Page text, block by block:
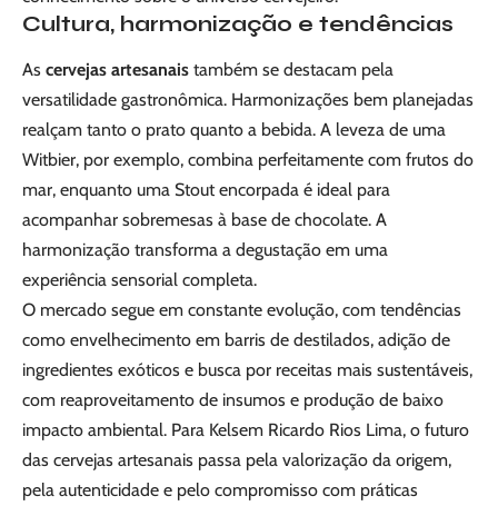
Cultura, harmonização e tendências
As cervejas artesanais também se destacam pela
versatilidade gastronômica. Harmonizações bem planejadas
realçam tanto o prato quanto a bebida. A leveza de uma
Witbier, por exemplo, combina perfeitamente com frutos do
mar, enquanto uma Stout encorpada é ideal para
acompanhar sobremesas à base de chocolate. A
harmonização transforma a degustação em uma
experiência sensorial completa.
O mercado segue em constante evolução, com tendências
como envelhecimento em barris de destilados, adição de
ingredientes exóticos e busca por receitas mais sustentáveis,
com reaproveitamento de insumos e produção de baixo
impacto ambiental. Para Kelsem Ricardo Rios Lima, o futuro
das cervejas artesanais passa pela valorização da origem,
pela autenticidade e pelo compromisso com práticas